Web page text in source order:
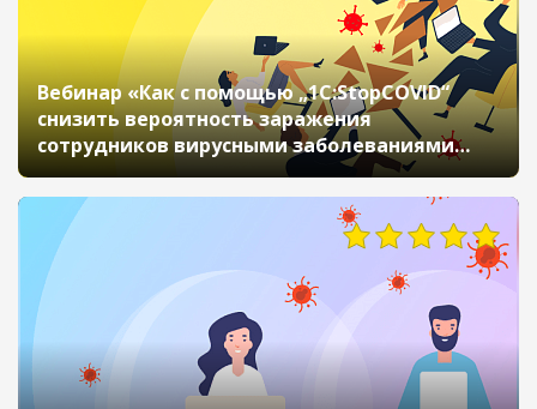
Вебинар «Как с помощью „1С:StopCOVID“
снизить вероятность заражения
сотрудников вирусными заболеваниями
и заботиться об их здоровье»